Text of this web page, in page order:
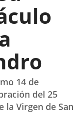
14 de
del 25
la Virgen de San